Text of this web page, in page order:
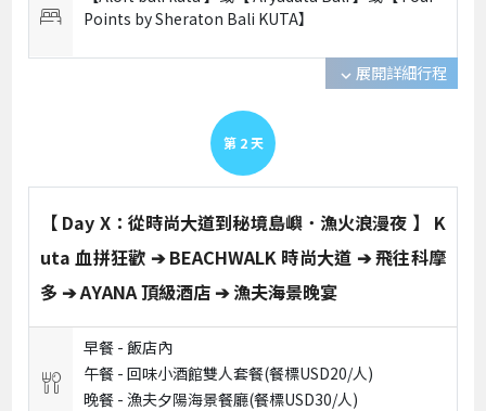
Points by Sheraton Bali KUTA】
expand_more 展開詳細行程
第 2 天
【 Day X：從時尚大道到秘境島嶼．漁火浪漫夜 】 K
uta 血拼狂歡 ➔ BEACHWALK 時尚大道 ➔ 飛往科摩
多 ➔ AYANA 頂級酒店 ➔ 漁夫海景晚宴
早餐 -飯店內
午餐 -回味小酒館雙人套餐(餐標USD20/人)
晚餐 -漁夫夕陽海景餐廳(餐標USD30/人)